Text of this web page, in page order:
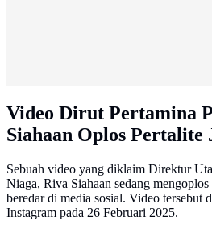
Video Dirut Pertamina
Siahaan Oplos Pertalite
Sebuah video yang diklaim Direktur
Niaga, Riva Siahaan sedang
beredar di media sosial. Video tersebut
Instagram pada 26 Februari 2025.